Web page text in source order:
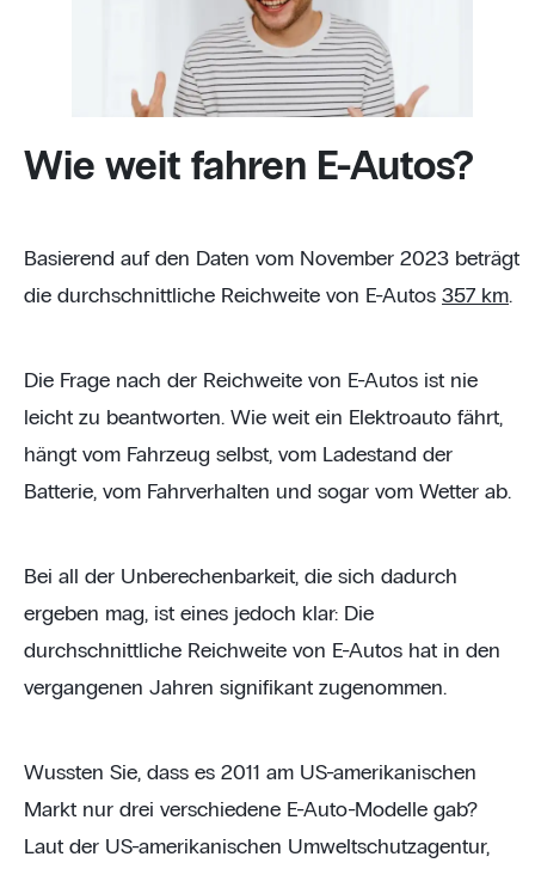
Wie weit fahren E-Autos?
Basierend auf den Daten vom November 2023 beträgt
die durchschnittliche Reichweite von E-Autos 357 km.
Die Frage nach der Reichweite von E-Autos ist nie
leicht zu beantworten. Wie weit ein Elektroauto fährt,
hängt vom Fahrzeug selbst, vom Ladestand der
Batterie, vom Fahrverhalten und sogar vom Wetter ab.
Bei all der Unberechenbarkeit, die sich dadurch
ergeben mag, ist eines jedoch klar: Die
durchschnittliche Reichweite von E-Autos hat in den
vergangenen Jahren signifikant zugenommen.
Wussten Sie, dass es 2011 am US-amerikanischen
Markt nur drei verschiedene E-Auto-Modelle gab?
Laut der US-amerikanischen Umweltschutzagentur,